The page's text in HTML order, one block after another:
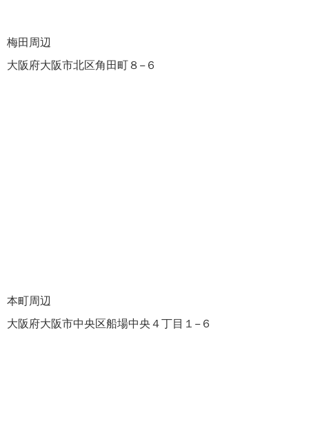
梅田周辺
大阪府大阪市北区角田町８−６
本町周辺
大阪府大阪市中央区船場中央４丁目１−６